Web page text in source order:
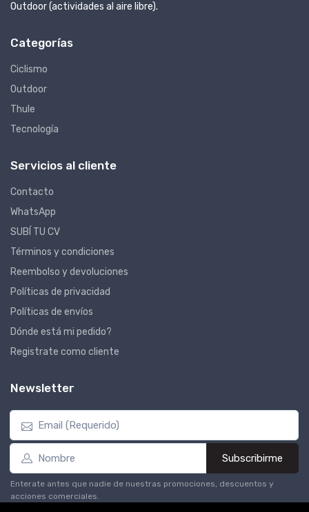
Outdoor (actividades al aire libre).
Categorías
Ciclismo
Outdoor
Thule
Tecnología
Servicios al cliente
Contacto
WhatsApp
SUBÍ TU CV
Términos y condiciones
Reembolso y devoluciones
Políticas de privacidad
Políticas de envíos
Dónde está mi pedido?
Registrate como cliente
Newsletter
Subscribirme
Enterate antes que nadie de nuestras promociones, descuentos y
acciones comerciales.